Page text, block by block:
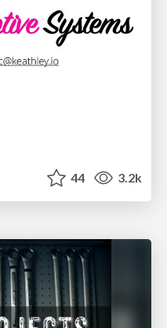
44 3.2k